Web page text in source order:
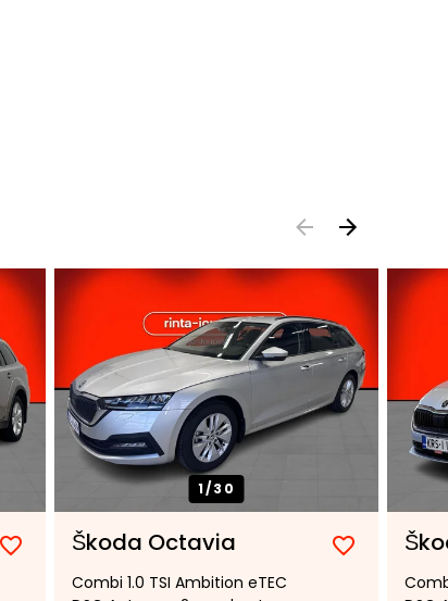
Lisää
suosikiksi
Poista
suosikeista
1/30
Škoda Octavia
Lisää
suosikiksi
Poista
Combi 1.0 TSI Ambition eTEC